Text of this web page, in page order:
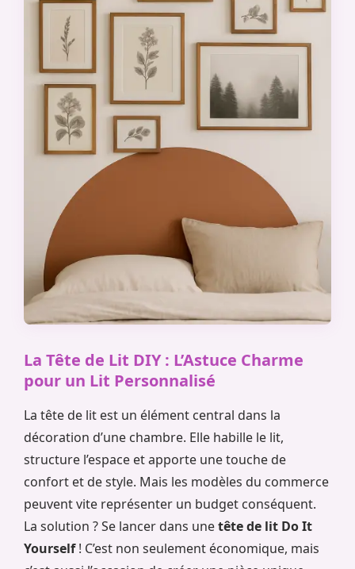
La Tête de Lit DIY : L’Astuce Charme
pour un Lit Personnalisé
La tête de lit est un élément central dans la
décoration d’une chambre. Elle habille le lit,
structure l’espace et apporte une touche de
confort et de style. Mais les modèles du commerce
peuvent vite représenter un budget conséquent.
La solution ? Se lancer dans unetête de lit Do It
Yourself! C’est non seulement économique, mais